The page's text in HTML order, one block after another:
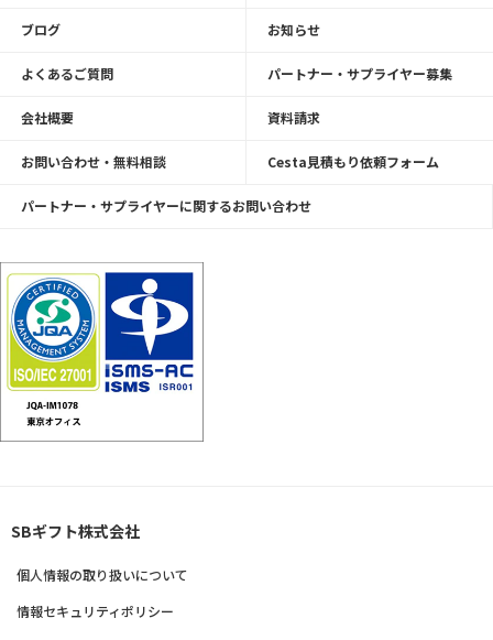
ブログ お知らせ
よくあるご質問 パートナー・サプライヤー募集
会社概要 資料請求
お問い合わせ・無料相談 Cesta見積もり依頼フォーム
パートナー・サプライヤーに関するお問い合わせ
SBギフト株式会社
個人情報の取り扱いについて
情報セキュリティポリシー